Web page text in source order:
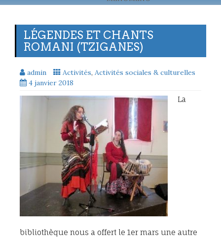
LÉGENDES ET CHANTS
ROMANI (TZIGANES)
admin Activités, Activités sociales & culturelles
4 janvier 2018
La
bibliothèque nous a offert le 1er mars une autre